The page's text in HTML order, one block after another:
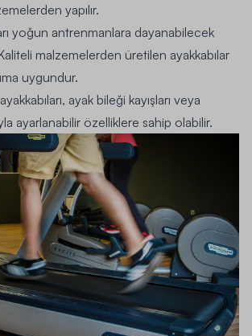
yapılır.
yoğun antrenmanlara dayanabilecek
malzemelerden üretilen ayakkabılar
uygundur.
ayak bileği kayışları veya
ayarlanabilir özelliklere sahip olabilir.